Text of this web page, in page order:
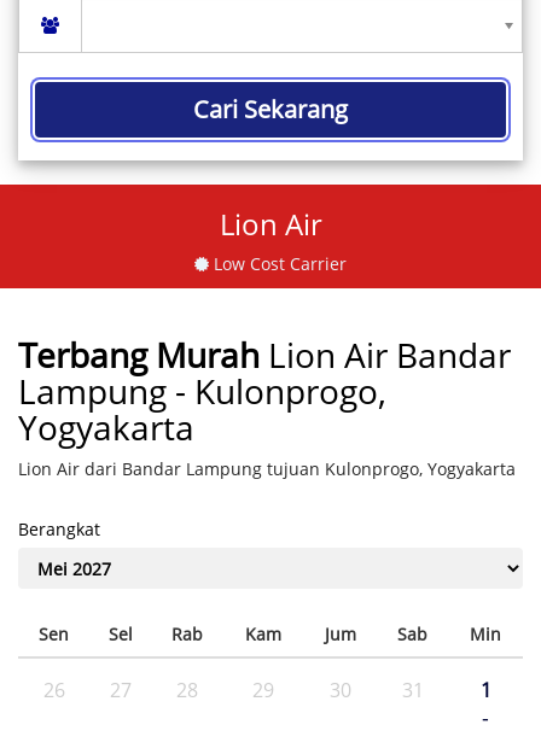
Cari Sekarang
Lion Air
Low Cost Carrier
Terbang Murah Lion Air Bandar
Lampung - Kulonprogo,
Yogyakarta
Lion Air dari Bandar Lampung tujuan Kulonprogo, Yogyakarta
Berangkat
Sen Sel Rab Kam Jum Sab Min
26 27 28 29 30 31 1
-